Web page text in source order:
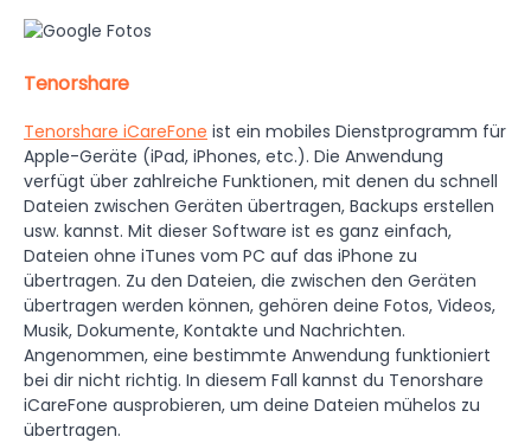
Tenorshare
Tenorshare iCareFone ist ein mobiles Dienstprogramm für
Apple-Geräte (iPad, iPhones, etc.). Die Anwendung
verfügt über zahlreiche Funktionen, mit denen du schnell
Dateien zwischen Geräten übertragen, Backups erstellen
usw. kannst. Mit dieser Software ist es ganz einfach,
Dateien ohne iTunes vom PC auf das iPhone zu
übertragen. Zu den Dateien, die zwischen den Geräten
übertragen werden können, gehören deine Fotos, Videos,
Musik, Dokumente, Kontakte und Nachrichten.
Angenommen, eine bestimmte Anwendung funktioniert
bei dir nicht richtig. In diesem Fall kannst du Tenorshare
iCareFone ausprobieren, um deine Dateien mühelos zu
übertragen.